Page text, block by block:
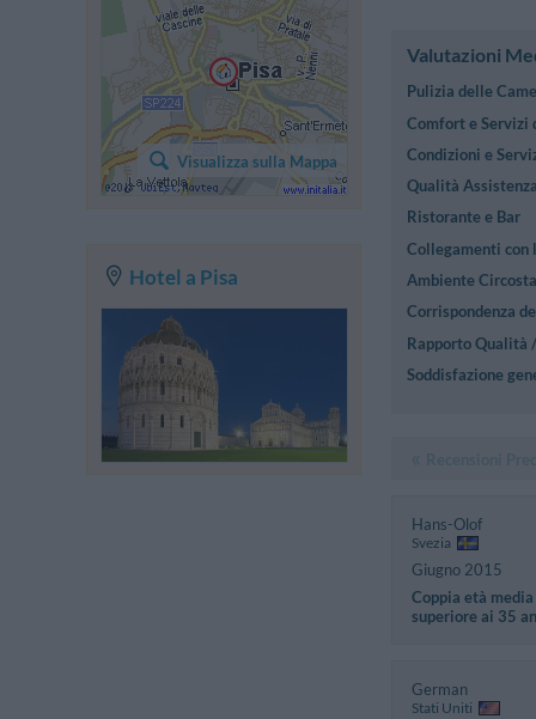
Valutazioni
Pulizia delle
Comfort e Servizi
Condizioni e
Qualità
Ristorante e Bar
Collegamenti con
Ambiente
Corrispondenza
Rapporto Qualità
Soddisfazione
Hans-Olof
Svezia
Giugno 2015
Coppia età media
superiore ai 35
German
Stati Uniti
Visualizza sulla Mappa
Hotel a Pisa